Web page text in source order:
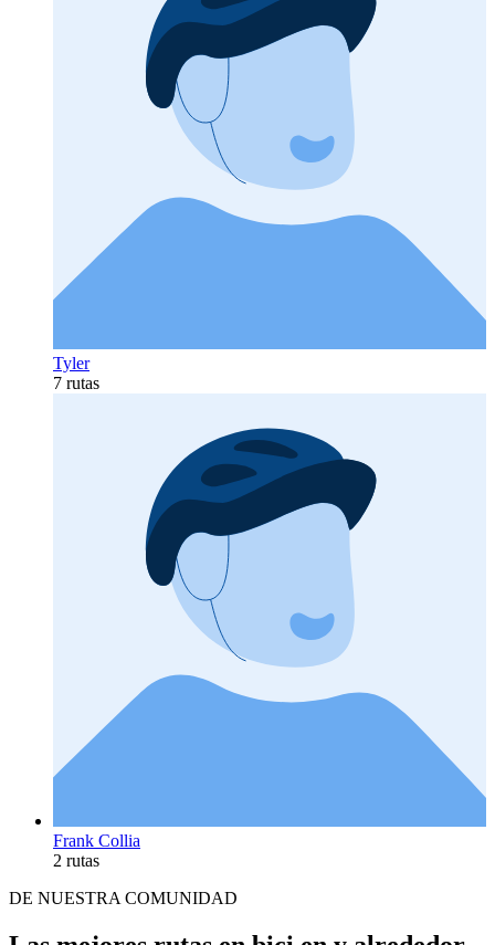
Tyler
7 rutas
Frank Collia
2 rutas
DE NUESTRA COMUNIDAD